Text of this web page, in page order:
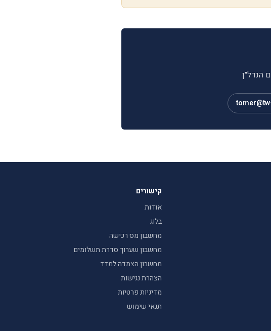
הנדל״ן
קישורים
אודות
בלוג
מחשבון מס רכישה
מחשבון שערוך סדרת תשלומים
מחשבון הצמדה למדד
הצהרת נגישות
מדיניות פרטיות
תנאי שימוש